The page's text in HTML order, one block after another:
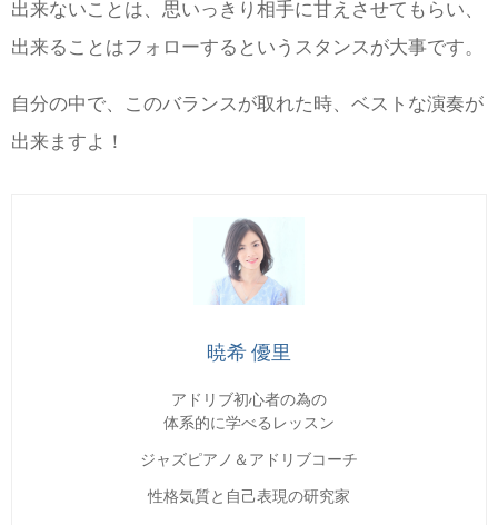
出来ないことは、思いっきり相手に甘えさせてもらい、
出来ることはフォローするというスタンスが大事です。
自分の中で、このバランスが取れた時、ベストな演奏が
出来ますよ！
暁希 優里
アドリブ初心者の為の
体系的に学べるレッスン
ジャズピアノ＆アドリブコーチ
性格気質と自己表現の研究家